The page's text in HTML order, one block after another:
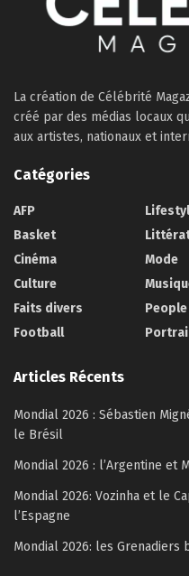
La création de Célébrité
créé par des médias locaux
aux artistes, nationaux et
Catégories
AFP
Basket
Cinéma
Culture
Faits divers
Football
Mode
People
Articles Récents
Mondial 2026 : Sébastien
le Brésil
Mondial 2026 : l’Argentine et
Mondial 2026: Vozinha et le
l’Espagne
Mondial 2026: les Grenadiers